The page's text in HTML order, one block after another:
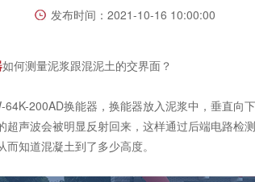
发布时间：2021-10-16 10:00:00
如何测量泥浆跟混泥土的交界面？
200AD换能器，换能器放入泥浆中，垂直向
声波会被明显反射回来，这样通过后端电路检
知道混凝土到了多少高度。